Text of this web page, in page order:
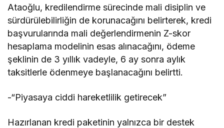
Ataoğlu, kredilendirme sürecinde mali disiplin ve
sürdürülebilirliğin de korunacağını belirterek, kredi
başvurularında mali değerlendirmenin Z-skor
hesaplama modelinin esas alınacağını, ödeme
şeklinin de 3 yıllık vadeyle, 6 ay sonra aylık
taksitlerle ödenmeye başlanacağını belirtti.
-“Piyasaya ciddi hareketlilik getirecek”
Hazırlanan kredi paketinin yalnızca bir destek